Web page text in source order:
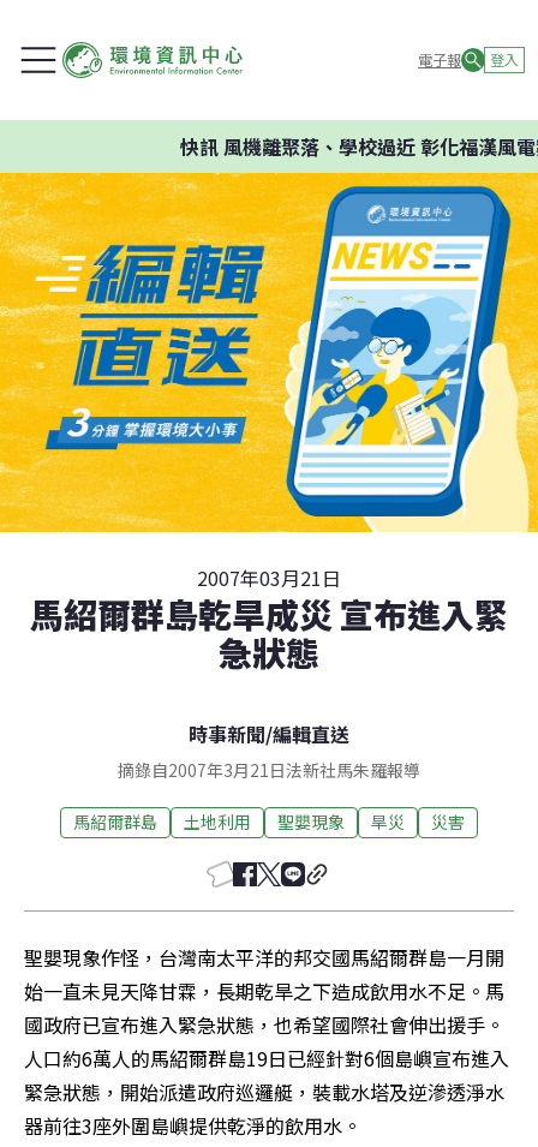
電子報 登入
快訊風機離聚落、學校過近 彰化福漢風電
2007年03月21日
馬紹爾群島乾旱成災 宣布進入緊
急狀態
時事新聞/編輯直送
摘錄自2007年3月21日法新社馬朱羅報導
馬紹爾群島 土地利用 聖嬰現象 旱災 災害
聖嬰現象作怪，台灣南太平洋的邦交國馬紹爾群島一月開
始一直未見天降甘霖，長期乾旱之下造成飲用水不足。馬
國政府已宣布進入緊急狀態，也希望國際社會伸出援手。
人口約6萬人的馬紹爾群島19日已經針對6個島嶼宣布進入
緊急狀態，開始派遣政府巡邏艇，裝載水塔及逆滲透淨水
器前往3座外圍島嶼提供乾淨的飲用水。